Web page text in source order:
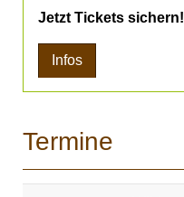
Jetzt Tickets sichern!
Infos
Termine